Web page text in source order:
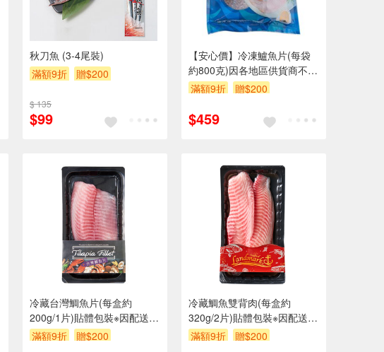
秋刀魚 (3-4尾裝)
滿額9折
贈$200
$ 135
$99
【安心價】冷凍鱸魚片(每袋
約800克)因各地區供貨商不
同，實際出貨包裝以出貨店庫
滿額9折 贈$200
$459
冷藏台灣鯛魚片(每盒約
200g/1片)貼體包裝※因配送關
係實際到貨效期約1天
滿額9折 贈$200
冷藏鯛魚雙背肉(每盒約
320g/2片)貼體包裝※因配送關
係實際到貨效期約1天
滿額9折 贈$200